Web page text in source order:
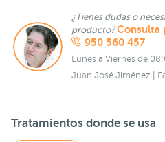
¿Tienes dudas o
producto?Consulta
950 560 457
Lunes a Viernes de
Juan José Jiménez |
Tratamientos donde se usa